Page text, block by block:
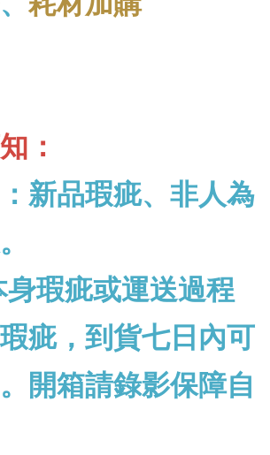
：
新品瑕疵、非人為
瑕疵或運送過程
疵，到貨七日內可
開箱請錄影保障自